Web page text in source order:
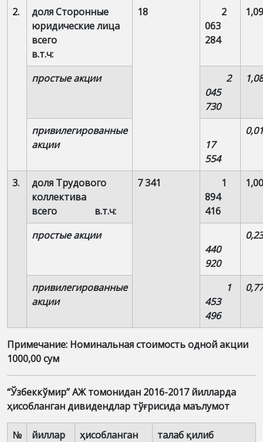
2.
доля Сторонные
юридические лица
всего
в.т.ч:
18
2
063
284
1,09
простые акции
2
045
730
1,08
привилегированные
акции
17
554
0,01
3.
доля Трудового
коллектива
всего в.т.ч:
7 341
1
894
416
1,00
простые акции
440
920
0,23
привилегированные
акции
1
453
496
0,77
Примечание: Номинальная стоимость одной акции
1000,00 сум
“Ўзбеккўмир” АЖ томонидан 2016-2017 йилларда
ҳисобланган дивидендлар тўғрисида маълумот
№ йиллар
ҳисобланган
талаб қилиб